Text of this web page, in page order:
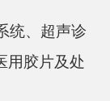
统、超声诊
用胶片及处